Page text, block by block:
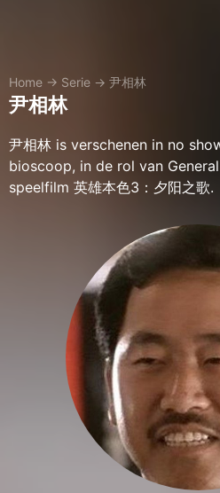
Home → Serie → 尹相林
尹相林
尹相林 is verschenen in no
bioscoop, in de rol van
speelfilm 英雄本色3：夕阳之歌.